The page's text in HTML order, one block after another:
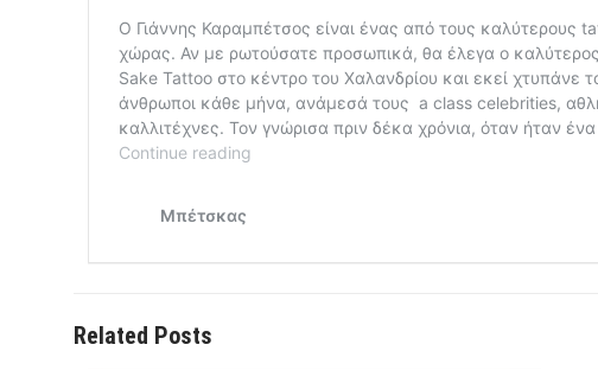
Related Posts